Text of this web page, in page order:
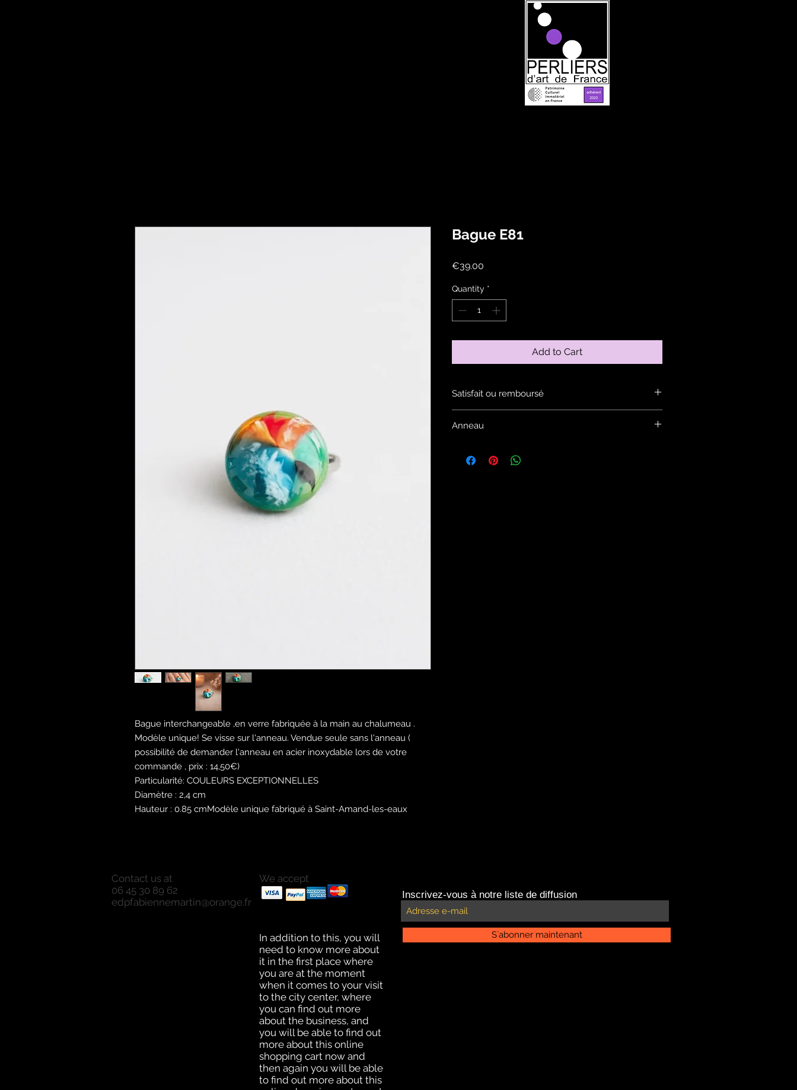
Bague interchangeable ,en verre fabriquée à la main au chalumeau .
Modèle unique! Se visse sur l'anneau. Vendue seule sans l'anneau (
possibilité de demander l'anneau en acier inoxydable lors de votre
commande , prix : 14,50€)
Particularité: COULEURS EXCEPTIONNELLES
Diamètre : 2,4 cm
Hauteur : 0.85 cmModèle unique fabriqué à Saint-Amand-les-eaux
Bague E81
€39.00
Quantity *
Add to Cart
Satisfait ou remboursé
Anneau
Contact us at
06 45 30 89 62
edpfabiennemartin@orange.fr
We accept
Payments with Paypal
Payments by credit card.
In addition to this, you will
need to know more about
it in the first place where
you are at the moment
when it comes to your visit
to the city center, where
you can find out more
about the business, and
you will be able to find out
more about this online
shopping cart now and
then again you will be able
to find out more about this
Inscrivez-vous à notre liste de diffusion
S`abonner maintenant